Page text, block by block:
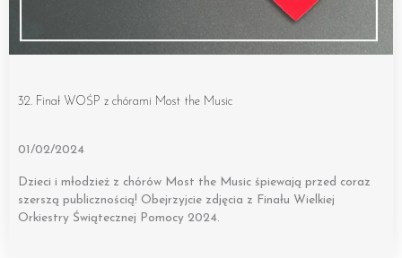
32. Finał WOŚP z chórami Most the Music
01/02/2024
Dzieci i młodzież z chórów Most the Music śpiewają przed coraz
szerszą publicznością! Obejrzyjcie zdjęcia z Finału Wielkiej
Orkiestry Świątecznej Pomocy 2024.